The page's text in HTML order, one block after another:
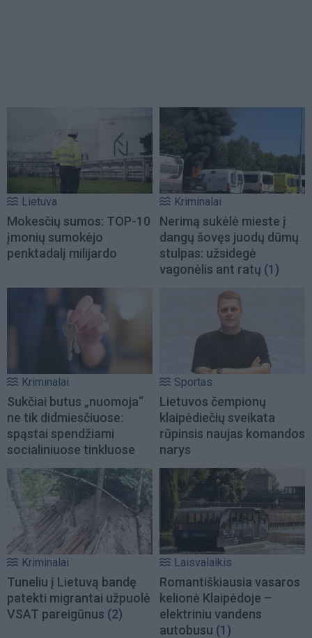
Lietuva
Mokesčių sumos: TOP-10
įmonių sumokėjo
penktadalį milijardo
Kriminalai
Nerimą sukėlė mieste į
dangų šovęs juodų dūmų
stulpas: užsidegė
vagonėlis ant ratų (1)
Kriminalai
Sukčiai butus „nuomoja“
ne tik didmiesčiuose:
spąstai spendžiami
socialiniuose tinkluose
Sportas
Lietuvos čempionų
klaipėdiečių sveikata
rūpinsis naujas komandos
narys
Kriminalai
Tuneliu į Lietuvą bandę
patekti migrantai užpuolė
VSAT pareigūnus (2)
Laisvalaikis
Romantiškiausia vasaros
kelionė Klaipėdoje –
elektriniu vandens
autobusu (1)